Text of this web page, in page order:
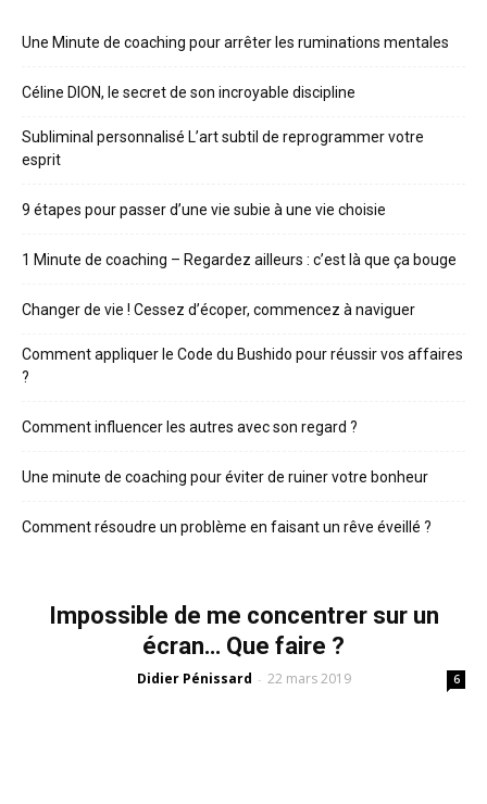
Une Minute de coaching pour arrêter les ruminations mentales
Céline DION, le secret de son incroyable discipline
Subliminal personnalisé L’art subtil de reprogrammer votre
esprit
9 étapes pour passer d’une vie subie à une vie choisie
1 Minute de coaching – Regardez ailleurs : c’est là que ça bouge
Changer de vie ! Cessez d’écoper, commencez à naviguer
Comment appliquer le Code du Bushido pour réussir vos affaires
?
Comment influencer les autres avec son regard ?
Une minute de coaching pour éviter de ruiner votre bonheur
Comment résoudre un problème en faisant un rêve éveillé ?
Impossible de me concentrer sur un
écran… Que faire ?
Didier Pénissard - 22 mars 2019 6